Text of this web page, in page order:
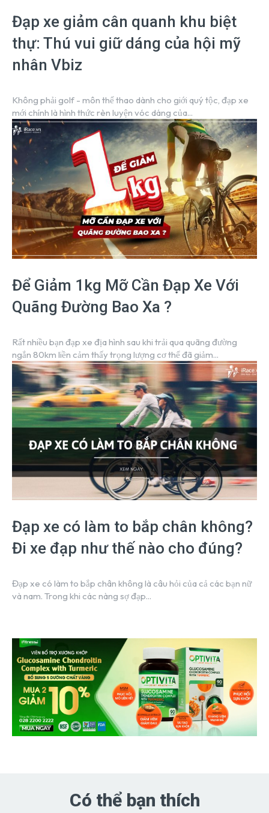
Đạp xe giảm cân quanh khu biệt
thự: Thú vui giữ dáng của hội mỹ
nhân Vbiz
Không phải golf - môn thể thao dành cho giới quý tộc, đạp xe
mới chính là hình thức rèn luyện vóc dáng của...
Để Giảm 1kg Mỡ Cần Đạp Xe Với
Quãng Đường Bao Xa ?
Rất nhiều bạn đạp xe địa hình sau khi trải qua quãng đường
ngắn 80km liền cảm thấy trọng lượng cơ thể đã giảm...
Đạp xe có làm to bắp chân không?
Đi xe đạp như thế nào cho đúng?
Đạp xe có làm to bắp chân không là câu hỏi của cả các bạn nữ
và nam. Trong khi các nàng sợ đạp...
Có thể bạn thích